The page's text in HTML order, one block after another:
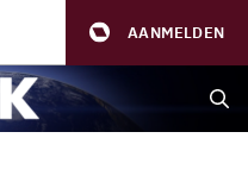
AANMELDEN